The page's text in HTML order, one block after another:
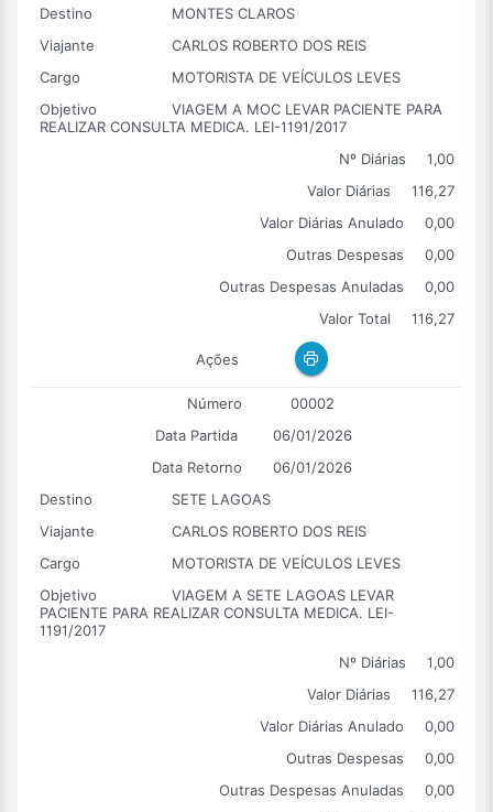
Destino
MONTES CLAROS
Viajante
CARLOS ROBERTO DOS REIS
Cargo
MOTORISTA DE VEÍCULOS LEVES
Objetivo
VIAGEM A MOC LEVAR PACIENTE PARA
REALIZAR CONSULTA MEDICA. LEI-1191/2017
Nº Diárias
1,00
Valor Diárias
116,27
Valor Diárias Anulado
0,00
Outras Despesas
0,00
Outras Despesas Anuladas
0,00
Valor Total
116,27
Ações
Número
00002
Data Partida
06/01/2026
Data Retorno
06/01/2026
Destino
SETE LAGOAS
Viajante
CARLOS ROBERTO DOS REIS
Cargo
MOTORISTA DE VEÍCULOS LEVES
Objetivo
VIAGEM A SETE LAGOAS LEVAR
PACIENTE PARA REALIZAR CONSULTA MEDICA. LEI-
1191/2017
Nº Diárias
1,00
Valor Diárias
116,27
Valor Diárias Anulado
0,00
Outras Despesas
0,00
Outras Despesas Anuladas
0,00